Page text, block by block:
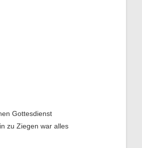
Gottesdienst
zu Ziegen war alles